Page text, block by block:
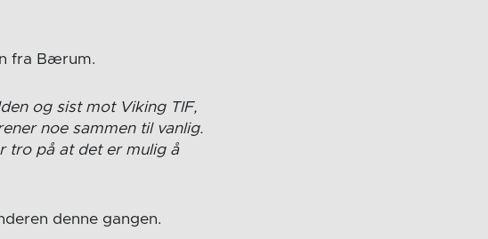
fra Bærum.
og sist mot Viking TIF,
noe sammen til vanlig.
tro på at det er mulig å
denne gangen.